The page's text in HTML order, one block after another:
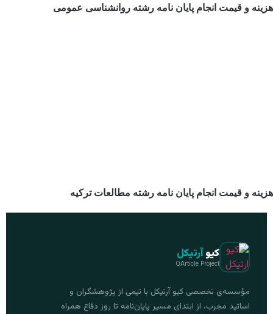
هزینه و قیمت انجام پایان نامه رشته روانشناسی عمومی
هزینه و قیمت انجام پایان نامه رشته مطالعات ترکیه
کیوآرتیکل
QArticle Project
مؤسسه‌ی تخصصی کیو آرتیکل با تیمی از پژوهشگران و
اساتید مجرب، از ابتدای مسیر پایان‌نامه تا روز دفاع همراه